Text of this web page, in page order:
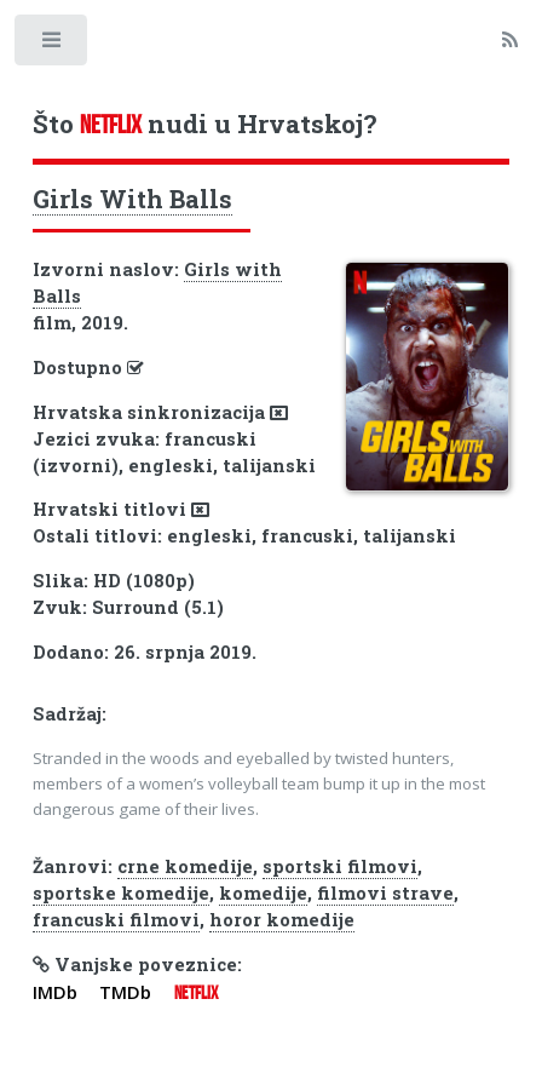
Što NETFLIXnudi u Hrvatskoj?
Girls With Balls
Izvorni naslov: Girls with
Balls
film, 2019.
Dostupno
Hrvatska sinkronizacija
Jezici zvuka: francuski
(izvorni), engleski, talijanski
Hrvatski titlovi
Ostali titlovi: engleski, francuski, talijanski
Slika: HD (1080p)
Zvuk: Surround (5.1)
Dodano: 26. srpnja 2019.
Sadržaj:
Stranded in the woods and eyeballed by twisted hunters,
members of a women’s volleyball team bump it up in the most
dangerous game of their lives.
Žanrovi: crne komedije, sportski filmovi,
sportske komedije, komedije, filmovi strave,
francuski filmovi, horor komedije
Vanjske poveznice:
IMDb TMDb NETFLIX